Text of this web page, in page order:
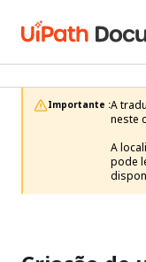
Importante :A
neste
A
pode